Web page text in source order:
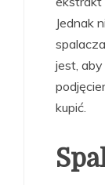
Jednak
jest,
kupić.